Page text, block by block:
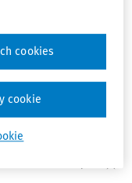
vpřed
růst
pomalejším
meziměsíčně
nových zakázek
cookies
cookie